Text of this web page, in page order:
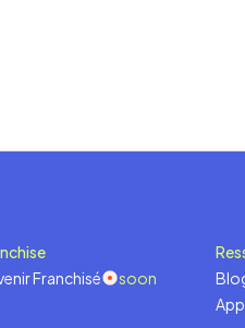
Franchisé
soon